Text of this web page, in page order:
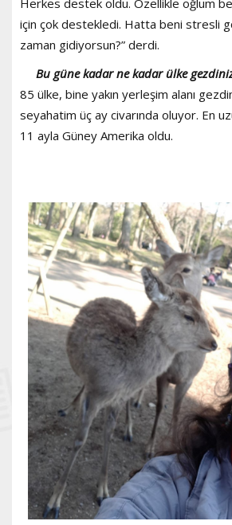
için çok destekledi. Hatta beni stresli
zaman gidiyorsun?” derdi.
Bu güne kadar ne kadar ülke
85 ülke, bine yakın yerleşim alanı
seyahatim üç ay civarında oluyor. En
11 ayla Güney Amerika oldu.